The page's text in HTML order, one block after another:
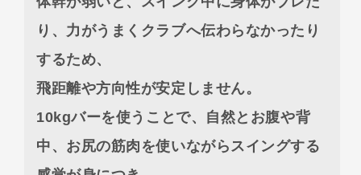
り、力がうまくクラブへ伝わらなかったり
するため、
飛距離や方向性が安定しません。
10kgバーを使うことで、自然とお腹や背
中、お尻の筋肉を使いながらスイングする